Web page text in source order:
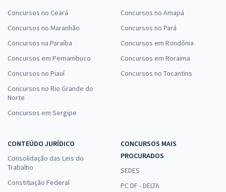
Concursos no Ceará
Concursos no Maranhão
Concursos na Paraíba
Concursos em Pernambuco
Concursos no Piauí
Concursos no Rio Grande do
Norte
Concursos em Sergipe
Concursos no Amapá
Concursos no Pará
Concursos em Rondônia
Concursos em Roraima
Concursos no Tocantins
CONTEÚDO JURÍDICO
Consolidação das Leis do
Trabalho
Constituição Federal
CONCURSOS MAIS
PROCURADOS
SEDES
PC DF - DELTA